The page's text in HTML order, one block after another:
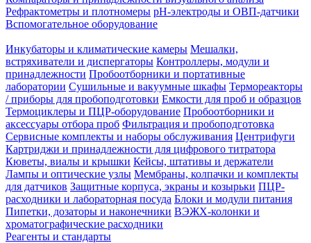
Рефрактометры и плотномеры pH-электроды и ОВП-датчики
Вспомогательное оборудование
Инкубаторы и климатические камеры Мешалки,
встряхиватели и диспергаторы Контроллеры, модули и
принадлежности Пробоотборники и портативные
лаборатории Сушильные и вакуумные шкафы Термореакторы
/ приборы для пробоподготовки Емкости для проб и образцов
Термоциклеры и ПЦР-оборудование Пробоотборники и
аксессуары отбора проб Фильтрация и пробоподготовка
Сервисные комплекты и наборы обслуживания Центрифуги
Картриджи и принадлежности для цифрового титратора
Кюветы, виалы и крышки Кейсы, штативы и держатели
Лампы и оптические узлы Мембраны, колпачки и комплекты
для датчиков Защитные корпуса, экраны и козырьки ПЦР-
расходники и лабораторная посуда Блоки и модули питания
Пипетки, дозаторы и наконечники ВЭЖХ-колонки и
хроматографические расходники
Реагенты и стандарты